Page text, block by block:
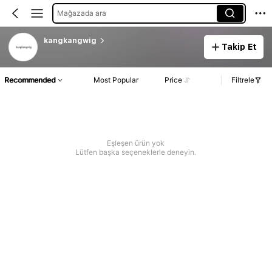
Mağazada ara
kangkangwig
Takip Et
Recommended Most Popular Price Filtrele
Eşleşen ürün yok
Lütfen başka seçeneklerle deneyin.